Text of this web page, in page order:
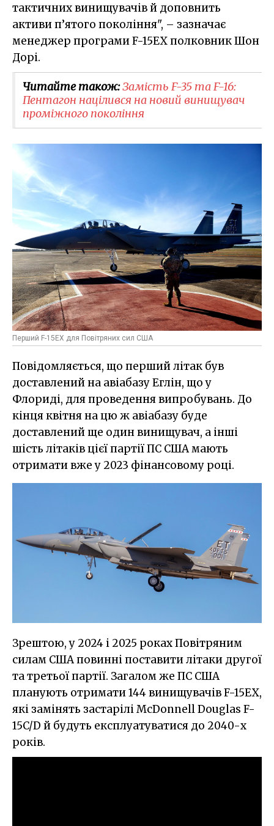
тактичних винищувачів й доповнить
активи п’ятого покоління", – зазначає
менеджер програми F-15EX полковник Шон
Дорі.
Читайте також:Замість F-35 та F-16:
Пентагон націлився на новий винищувач
проміжного покоління
Перший F-15EX для Повітряних сил США
Повідомляється, що перший літак був
доставлений на авіабазу Еглін, що у
Флориді, для проведення випробувань. До
кінця квітня на цю ж авіабазу буде
доставлений ще один винищувач, а інші
шість літаків цієї партії ПС США мають
отримати вже у 2023 фінансовому році.
Зрештою, у 2024 і 2025 роках Повітряним
силам США повинні поставити літаки другої
та третьої партії. Загалом же ПС США
планують отримати 144 винищувачів F-15EX,
які замінять застарілі McDonnell Douglas F-
15C/D й будуть експлуатуватися до 2040-х
років.